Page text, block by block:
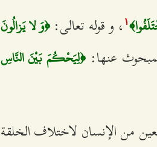
۱ ، و قوله تعالى: ﴿وَ لا يَزالُونَ
عنها: ﴿لِيَحْكُمَ بَيْنَ النَّاسِ
من الإنسان لاختلاف الخلقة